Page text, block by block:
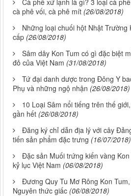
cà phê vối, cà phê mít (26/08/2018)
Những loại chuối hột Nhật Trường
cấp (26/08/2018)
Sâm dây Kon Tum có gì đặc biệt
đỏ của Việt Nam (31/08/2018)
Tứ đại danh dược trong Đông Y
Phụ và những ngộ nhận (26/08/2018)
10 Loại Sâm nổi tiếng trên thế
gần hết (26/08/2018)
Đăng ký chỉ dẫn địa lý với cây
tiến sản phẩm đặc trưng (16/07/2018)
Đặc sản Muối trứng kiến vàng
kỷ lục Việt Nam (06/08/2018)
Đương Quy Tu Mơ Rông Kon
Nguyên thức giấc (06/08/2018)